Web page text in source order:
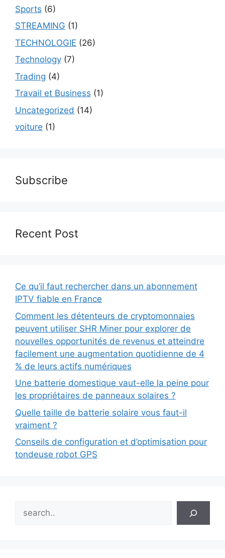
Sports (6)
STREAMING (1)
TECHNOLOGIE (26)
Technology (7)
Trading (4)
Travail et Business (1)
Uncategorized (14)
voiture (1)
Subscribe
Recent Post
Ce qu’il faut rechercher dans un abonnement
IPTV fiable en France
Comment les détenteurs de cryptomonnaies
peuvent utiliser SHR Miner pour explorer de
nouvelles opportunités de revenus et atteindre
facilement une augmentation quotidienne de 4
% de leurs actifs numériques
Une batterie domestique vaut-elle la peine pour
les propriétaires de panneaux solaires ?
Quelle taille de batterie solaire vous faut-il
vraiment ?
Conseils de configuration et d’optimisation pour
tondeuse robot GPS